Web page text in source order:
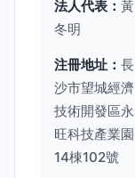
法人代表： 黃
冬明
注冊地址： 長
沙市望城經濟
技術開發區永
旺科技產業園
14棟102號